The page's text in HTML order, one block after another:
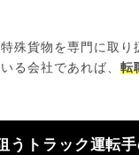
殊貨物を専門に取り
る会社であれば、 転
うトラック運転